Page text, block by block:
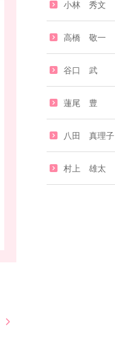
小林 秀文
高橋 敬一
谷口 武
蓮尾 豊
八田 真理子
村上 雄太